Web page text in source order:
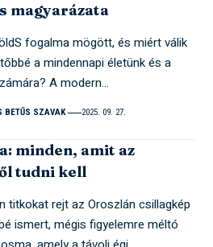
magyarázata
fogalma mögött, és miért válik
a mindennapi életünk és a
A modern…
BETŰS SZAVAK 2025. 09. 27.
minden, amit az
tudni kell
titkokat rejt az Oroszlán csillagkép
ismert, mégis figyelemre méltó